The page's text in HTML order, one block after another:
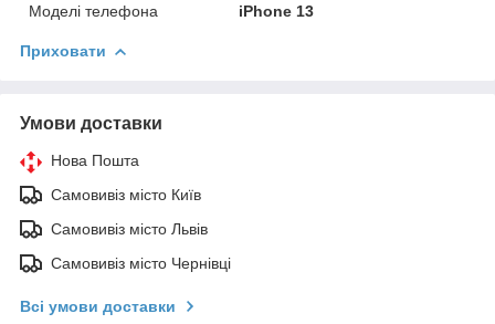
Моделі телефона
iPhone 13
Приховати
Умови доставки
Нова Пошта
Самовивіз місто Київ
Самовивіз місто Львів
Самовивіз місто Чернівці
Всі умови доставки